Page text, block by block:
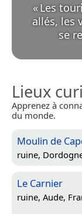
«Les
allés, les
se
Lieux
Apprenez à
du monde.
Moulin de
ruine,
Le Carnier
ruine, Aude,